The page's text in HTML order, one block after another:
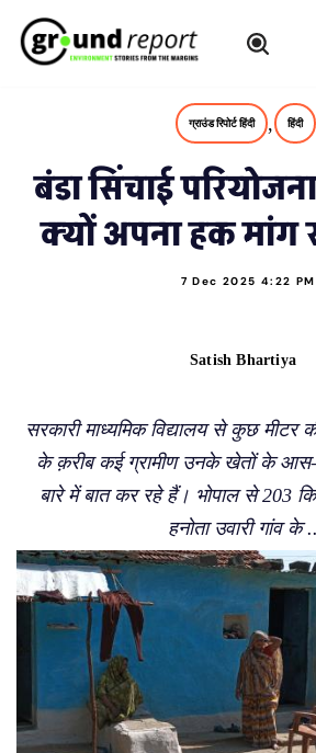
Skip
ग्राउंड रिपोर्ट हिंदी , हिंदी
बंडा सिंचाई
क्यों अपना हक मांग
7 Dec 2025 4:22 PM
Satish Bhartiya
सरकारी माध्यमिक विद्यालय से कुछ मीटर
के क़रीब कई ग्रामीण उनके खेतों के आस-
बारे में बात कर रहे हैं। भोपाल से 203
हनोता उवारी गांव के